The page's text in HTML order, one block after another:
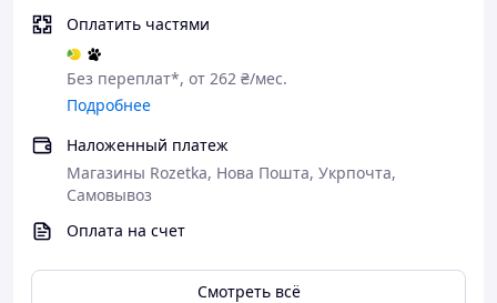
Оплатить частями
Без переплат*, от 262 ₴/мес.
Подробнее
Наложенный платеж
Магазины Rozetka, Нова Пошта, Укрпочта,
Самовывоз
Оплата на счет
Смотреть всё